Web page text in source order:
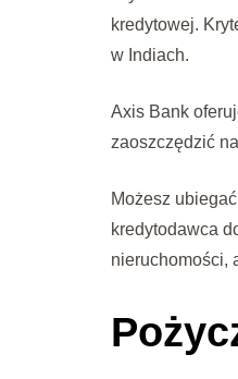
kredytowej.
w Indiach.
Axis Bank
zaoszczędzić
Możesz
kredytodawca
nieruchomości,